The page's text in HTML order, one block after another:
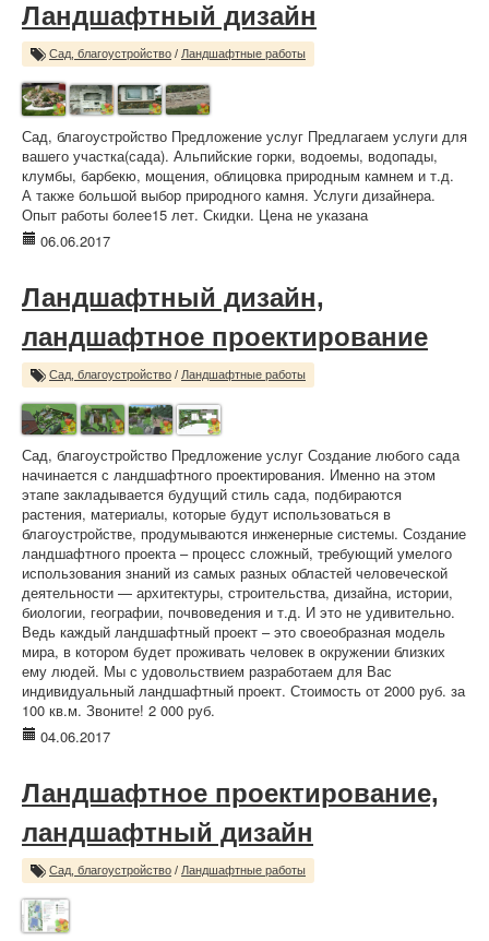
Ландшафтный дизайн
Сад, благоустройство / Ландшафтные работы
Сад, благоустройство Предложение услуг Предлагаем услуги для
вашего участка(сада). Альпийские горки, водоемы, водопады,
клумбы, барбекю, мощения, облицовка природным камнем и т.д.
А также большой выбор природного камня. Услуги дизайнера.
Опыт работы более15 лет. Скидки. Цена не указана
06.06.2017
Ландшафтный дизайн,
ландшафтное проектирование
Сад, благоустройство / Ландшафтные работы
Сад, благоустройство Предложение услуг Создание любого сада
начинается с ландшафтного проектирования. Именно на этом
этапе закладывается будущий стиль сада, подбираются
растения, материалы, которые будут использоваться в
благоустройстве, продумываются инженерные системы. Создание
ландшафтного проекта – процесс сложный, требующий умелого
использования знаний из самых разных областей человеческой
деятельности — архитектуры, строительства, дизайна, истории,
биологии, географии, почвоведения и т.д. И это не удивительно.
Ведь каждый ландшафтный проект – это своеобразная модель
мира, в котором будет проживать человек в окружении близких
ему людей. Мы с удовольствием разработаем для Вас
индивидуальный ландшафтный проект. Стоимость от 2000 руб. за
100 кв.м. Звоните! 2 000 руб.
04.06.2017
Ландшафтное проектирование,
ландшафтный дизайн
Сад, благоустройство / Ландшафтные работы